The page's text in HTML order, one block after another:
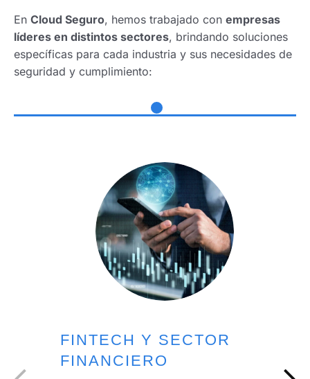
En Cloud Seguro, hemos trabajado con empresas
líderes en distintos sectores, brindando soluciones
específicas para cada industria y sus necesidades de
seguridad y cumplimiento:
FINTECH Y SECTOR
FINANCIERO
SALUD Y
ASEGURADORAS
TECNOLOGÍA Y
STARTUPS